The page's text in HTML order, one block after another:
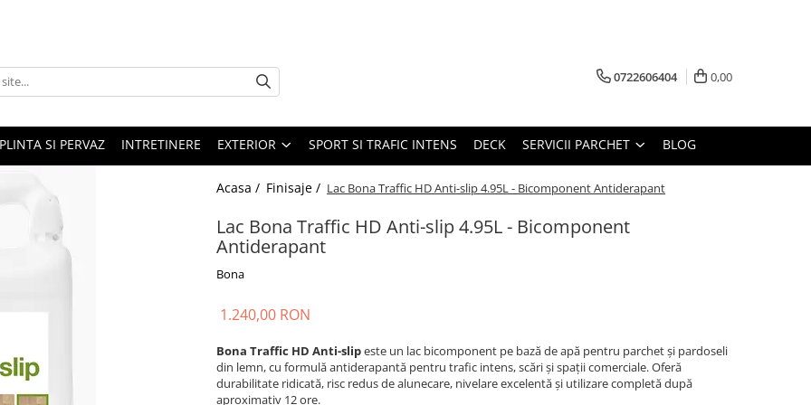
0722606404 0,00
PLINTA SI PERVAZ INTRETINERE EXTERIOR SPORT SI TRAFIC INTENS DECK SERVICII PARCHET BLOG
Acasa / Finisaje / Lac Bona Traffic HD Anti-slip 4.95L - Bicomponent Antiderapant
Lac Bona Traffic HD Anti-slip 4.95L - Bicomponent
Antiderapant
Bona
1.240,00 RON
Bona Traffic HD Anti-slipeste un lac bicomponent pe bază de apă pentru parchet și pardoseli
din lemn, cu formulă antiderapantă pentru trafic intens, scări și spații comerciale. Oferă
durabilitate ridicată, risc redus de alunecare, nivelare excelentă și utilizare completă după
aproximativ 12 ore.